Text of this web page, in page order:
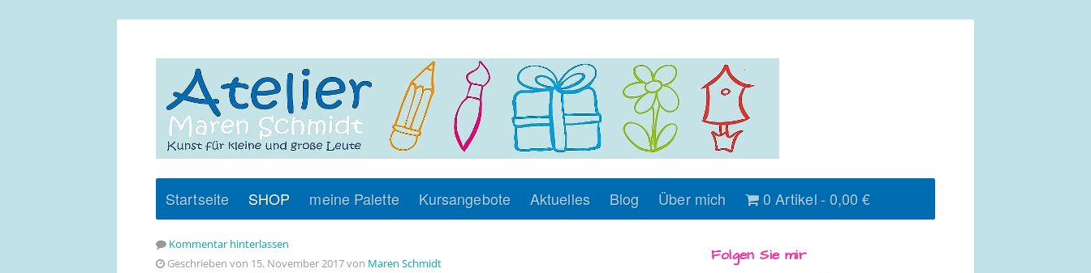
Startseite SHOP meine Palette Kursangebote Aktuelles Blog Über mich 0 Artikel 0,00 €
Kommentar hinterlassen
Geschrieben von 15. November 2017 von Maren Schmidt Folgen Sie mir